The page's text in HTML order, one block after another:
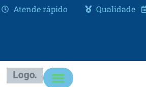
Atende rápido Qualidade